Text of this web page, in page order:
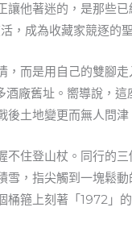
他著迷的，是那些已
，成為收藏家競逐的
，而是用自己的雙腳
廠舊址。嚮導說，
土地變更而無人問津
不住登山杖。同行的
雪，指尖觸到一塊鬆
箍上刻著「1972」的